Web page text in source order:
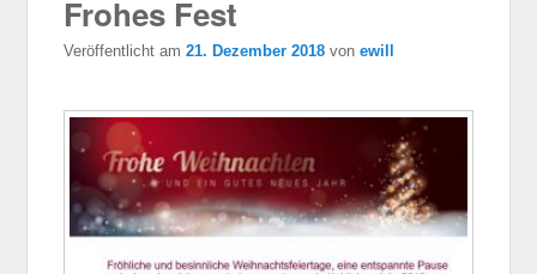
Frohes Fest
Veröffentlicht am21. Dezember 2018 vonewill